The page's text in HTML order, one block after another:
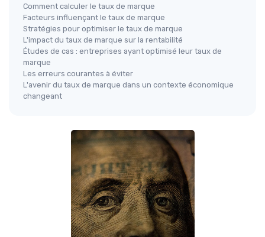
Comment calculer le taux de marque
Facteurs influençant le taux de marque
Stratégies pour optimiser le taux de marque
L'impact du taux de marque sur la rentabilité
Études de cas : entreprises ayant optimisé leur taux de
marque
Les erreurs courantes à éviter
L'avenir du taux de marque dans un contexte économique
changeant